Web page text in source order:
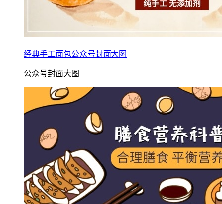
经典手工面包公众号封面大图
公众号封面大图